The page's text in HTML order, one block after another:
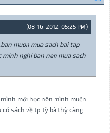
(08-16-2012, 05:25 PM)
muon mua sach bai tap
minh nghi ban nen mua sach
mới học nên mình muốn
có sách về tp tỳ bà thỳ càng